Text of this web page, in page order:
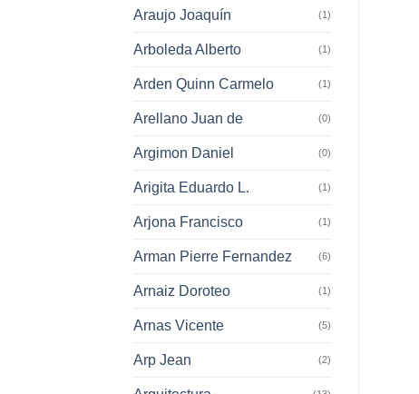
Araujo Joaquín (1)
Arboleda Alberto (1)
Arden Quinn Carmelo (1)
Arellano Juan de (0)
Argimon Daniel (0)
Arigita Eduardo L. (1)
Arjona Francisco (1)
Arman Pierre Fernandez (6)
Arnaiz Doroteo (1)
Arnas Vicente (5)
Arp Jean (2)